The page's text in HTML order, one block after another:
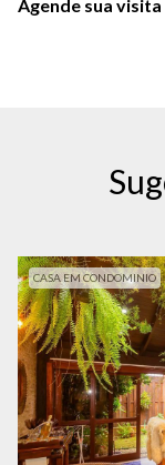
Agende sua
CASA EM CONDOMINIO